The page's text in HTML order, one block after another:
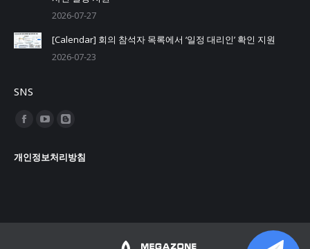
2026-07-27
[Calendar] 회의 참석자 목록에서 ‘일정 대리인’ 확인 지원
2026-07-23
SNS
Find us on:
Facebook
opens
YouTube
opens
Blogger
opens
개인정보처리방침